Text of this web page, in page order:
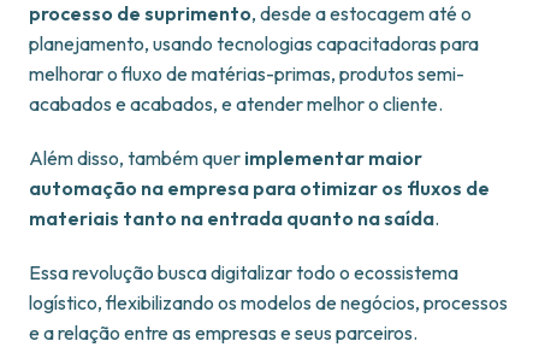
processo de suprimento, desde a estocagem até o
planejamento, usando tecnologias capacitadoras para
melhorar o fluxo de matérias-primas, produtos semi-
acabados e acabados, e atender melhor o cliente.
Além disso, também quer implementar maior
automação na empresa para otimizar os fluxos de
materiais tanto na entrada quanto na saída.
Essa revolução busca digitalizar todo o ecossistema
logístico, flexibilizando os modelos de negócios, processos
e a relação entre as empresas e seus parceiros.